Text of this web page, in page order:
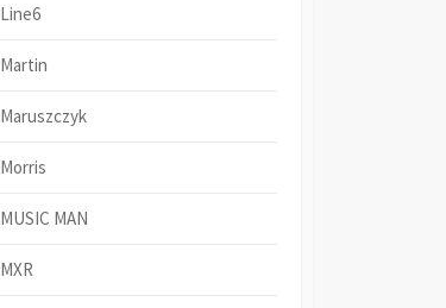
Line6
Martin
Maruszczyk
Morris
MUSIC MAN
MXR